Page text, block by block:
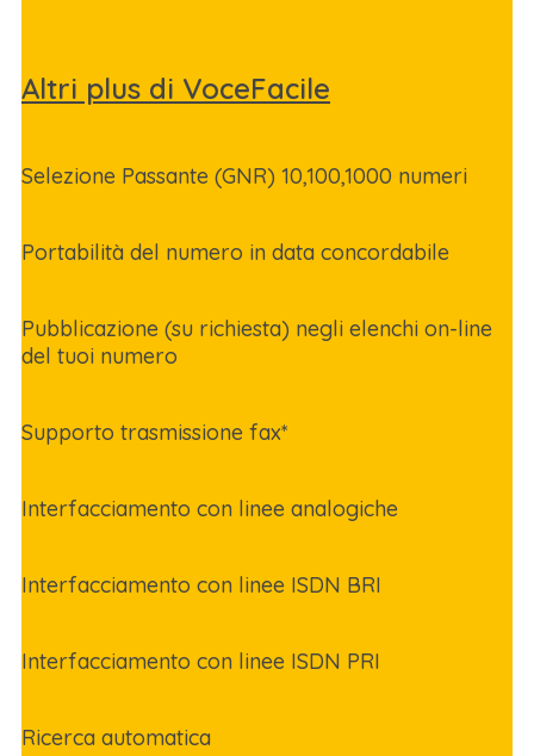
Altri plus di VoceFacile
Selezione Passante (GNR) 10,100,1000 numeri
Portabilità del numero in data concordabile
Pubblicazione (su richiesta) negli elenchi on-line
del tuoi numero
Supporto trasmissione fax*
Interfacciamento con linee analogiche
Interfacciamento con linee ISDN BRI
Interfacciamento con linee ISDN PRI
Ricerca automatica